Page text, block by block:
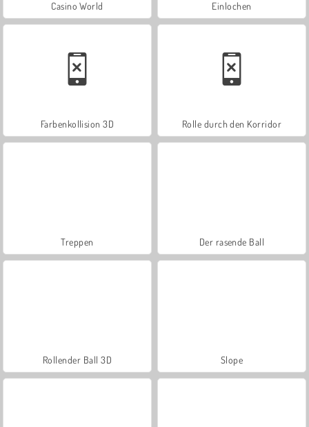
Casino World Einlochen
Farbenkollision 3D Rolle durch den Korridor
Treppen Der rasende Ball
Rollender Ball 3D Slope